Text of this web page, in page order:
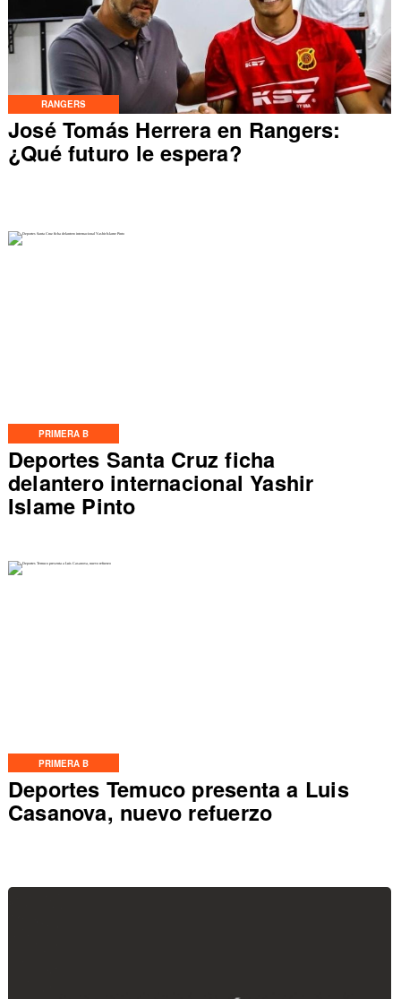
RANGERS
José Tomás Herrera en Rangers:
¿Qué futuro le espera?
PRIMERA B
Deportes Santa Cruz ficha
delantero internacional Yashir
Islame Pinto
PRIMERA B
Deportes Temuco presenta a Luis
Casanova, nuevo refuerzo